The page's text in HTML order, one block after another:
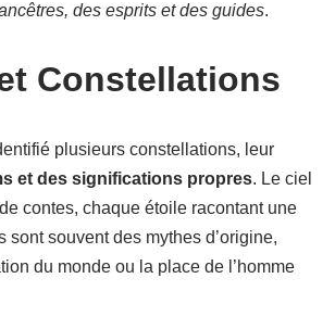
des esprits et des guides.
Constellations
plusieurs constellations, leur
et des significations propres. Le ciel
contes, chaque étoile racontant une
sont souvent des mythes d’origine,
du monde ou la place de l’homme